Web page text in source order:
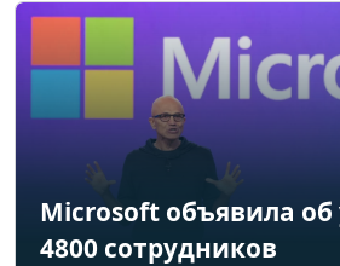
Microsoft объявила
4800 сотрудников